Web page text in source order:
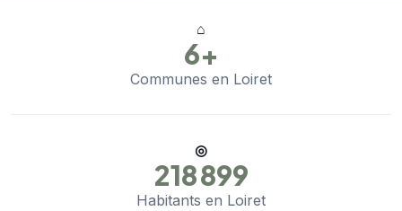
⌂
6+
Communes en Loiret
◎
218 899
Habitants en Loiret